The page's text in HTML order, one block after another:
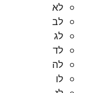
לא
לב
לג
לד
לה
לו